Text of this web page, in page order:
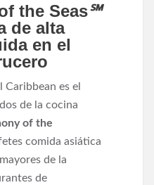
the Seas℠
de alta
en el
Caribbean es el
de la cocina
of the
comida asiática
de la
de